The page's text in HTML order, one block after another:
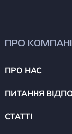
ПРО
ПРО НАС
ПИТАННЯ
СТАТТІ